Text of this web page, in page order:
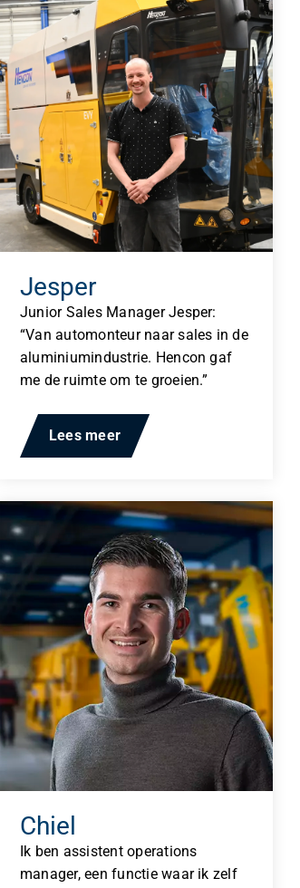
Jesper
Junior Sales Manager Jesper:
“Van automonteur naar sales in de
aluminiumindustrie. Hencon gaf
me de ruimte om te groeien.”
Lees meer
Chiel
Ik ben assistent operations
manager, een functie waar ik zelf